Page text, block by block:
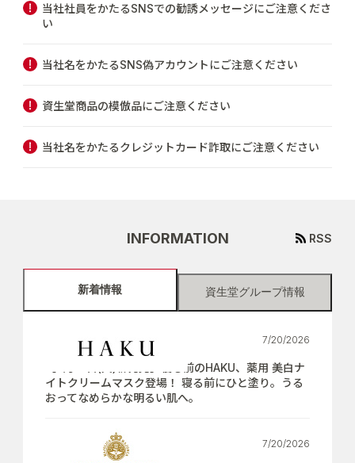
当社社員をかたるSNSでの勧誘メッセージにご注意くださ
い
当社名をかたるSNS偽アカウントにご注意ください
資生堂商品の模倣品にご注意ください
当社名をかたるクレジットカード詐取にご注意ください
INFORMATION RSS
新着情報 資生堂グループ情報
7/20/2026
【7月21日(火)新発売】寝る前のHAKU、薬用 美白ナ
イトクリームマスク登場！ 寝る前にひと塗り。うる
おってなめらかな明るい肌へ。
7/20/2026